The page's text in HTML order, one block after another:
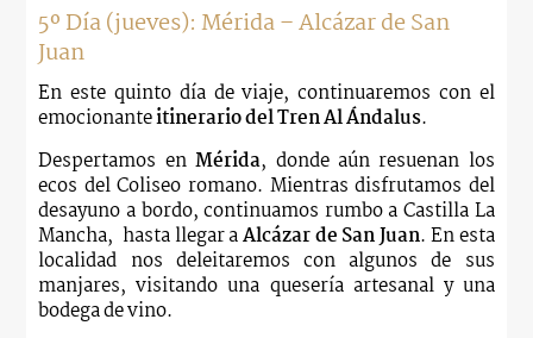
5º Día (jueves): Mérida – Alcázar de San
Juan
En este quinto día de viaje, continuaremos con el
emocionanteitinerario del Tren Al Ándalus.
Despertamos enMérida, donde aún resuenan los
ecos del Coliseo romano. Mientras disfrutamos del
desayuno a bordo, continuamos rumbo a Castilla La
Mancha, hasta llegar aAlcázar de San Juan. En esta
localidad nos deleitaremos con algunos de sus
manjares, visitandouna quesería artesanal y una
bodega de vino.